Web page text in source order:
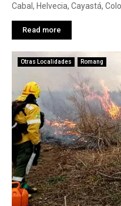
Cabal, Helvecia, Cayastá,
Read more
Otras Localidades Romang